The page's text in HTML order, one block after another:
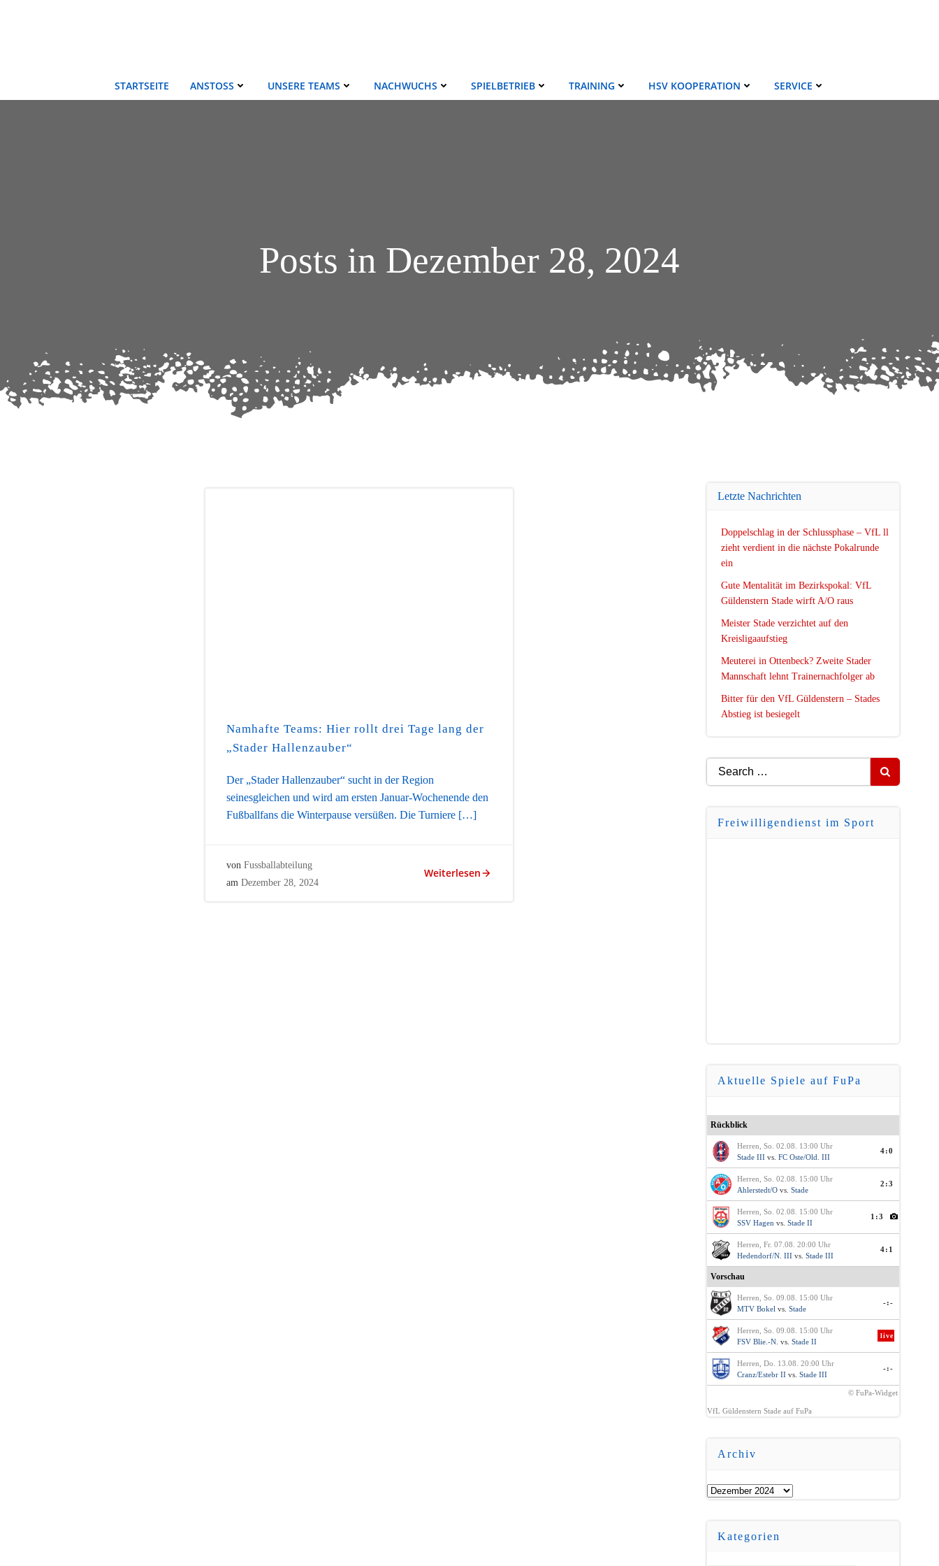
STARTSEITE ANSTOSS UNSERE TEAMS NACHWUCHS SPIELBETRIEB TRAINING HSV KOOPERATION SERVICE
Posts in Dezember 28, 2024
Namhafte Teams: Hier rollt drei Tage lang der
„Stader Hallenzauber“
Der „Stader Hallenzauber“ sucht in der Region
seinesgleichen und wird am ersten Januar-Wochenende den
Fußballfans die Winterpause versüßen. Die Turniere […]
von Fussballabteilung
am Dezember 28, 2024
Weiterlesen
Letzte Nachrichten
Doppelschlag in der Schlussphase – VfL ll
zieht verdient in die nächste Pokalrunde
ein
Gute Mentalität im Bezirkspokal: VfL
Güldenstern Stade wirft A/O raus
Meister Stade verzichtet auf den
Kreisligaaufstieg
Meuterei in Ottenbeck? Zweite Stader
Mannschaft lehnt Trainernachfolger ab
Bitter für den VfL Güldenstern – Stades
Abstieg ist besiegelt
Search
for:
Freiwilligendienst im Sport
Aktuelle Spiele auf FuPa
Rückblick
Herren, So. 02.08. 13:00 Uhr
Stade III vs. FC Oste/Old. III
4:0
Herren, So. 02.08. 15:00 Uhr
Ahlerstedt/Ovs. Stade
2:3
Herren, So. 02.08. 15:00 Uhr
SSV Hagen vs. Stade II
1:3
Herren, Fr. 07.08. 20:00 Uhr
Hedendorf/N. III vs. Stade III
4:1
Vorschau
Herren, So. 09.08. 15:00 Uhr
MTV Bokel vs. Stade
-:-
Herren, So. 09.08. 15:00 Uhr
FSV Blie.-N. vs. Stade II
live
Herren, Do. 13.08. 20:00 Uhr
Cranz/Estebr II vs. Stade III
-:-
© FuPa-Widget
VfL Güldenstern Stade auf FuPa
Archiv
Archiv
Kategorien